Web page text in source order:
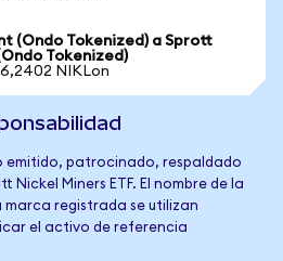
(Ondo Tokenized) a Sprott
Tokenized)
NIKLon
emitido, patrocinado, respaldado
Miners ETF. El nombre de la
marca registrada se utilizan
el activo de referencia